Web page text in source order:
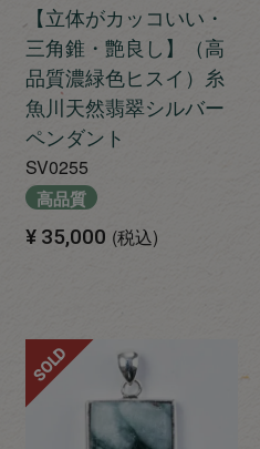
【立体がカッコいい・
三角錐・艶良し】（高
品質濃緑色ヒスイ）糸
魚川天然翡翠シルバー
ペンダント
SV0255
高品質
¥ 35,000 税込
SOLD